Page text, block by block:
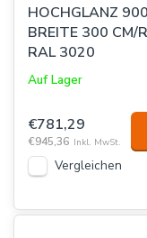
HOCHGLANZ
BREITE 300 CM/
RAL 3020
Auf Lager
€781,29
€945,36 Inkl. MwSt.
Vergleichen